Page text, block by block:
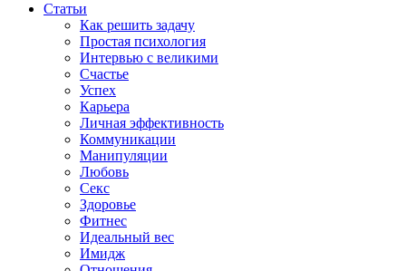
Статьи
Как решить задачу
Простая психология
Интервью с великими
Счастье
Успех
Карьера
Личная эффективность
Коммуникации
Манипуляции
Любовь
Секс
Здоровье
Фитнес
Идеальный вес
Имидж